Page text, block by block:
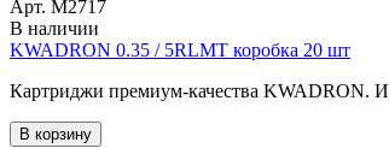
Арт. М2717
В наличии
KWADRON 0.35 / 5RLMT коробка 20 шт
Картриджи премиум-качества KWADRON.
В корзину